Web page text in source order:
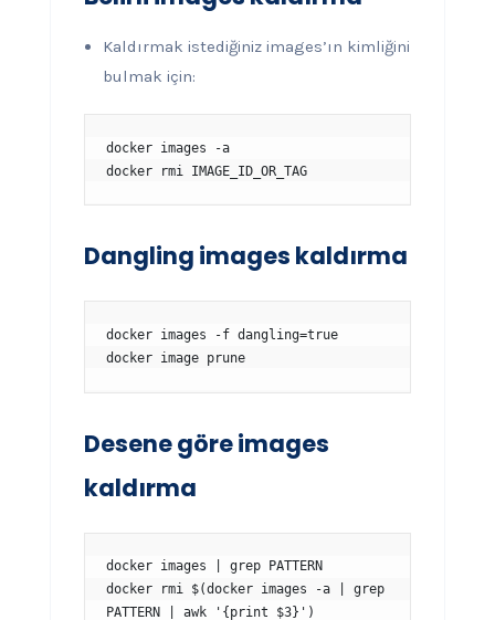
Kaldırmak istediğiniz images’ın kimliğini
bulmak için:
docker images -a
docker rmi IMAGE_ID_OR_TAG
Dangling images kaldırma
docker images -f dangling=true
docker image prune
Desene göre images
kaldırma
docker images | grep PATTERN
docker rmi $(docker images -a | grep
PATTERN | awk '{print $3}')